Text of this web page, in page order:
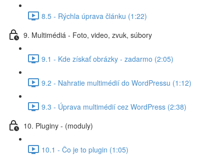
8.5 - Rýchla úprava článku (1:22)
9. Multimédiá - Foto, video, zvuk, súbory
9.1 - Kde získať obrázky - zadarmo (2:05)
9.2 - Nahratie multimédií do WordPressu (1:12)
9.3 - Úprava multimédií cez WordPress (2:38)
10. Pluginy - (moduly)
10.1 - Čo je to plugin (1:05)